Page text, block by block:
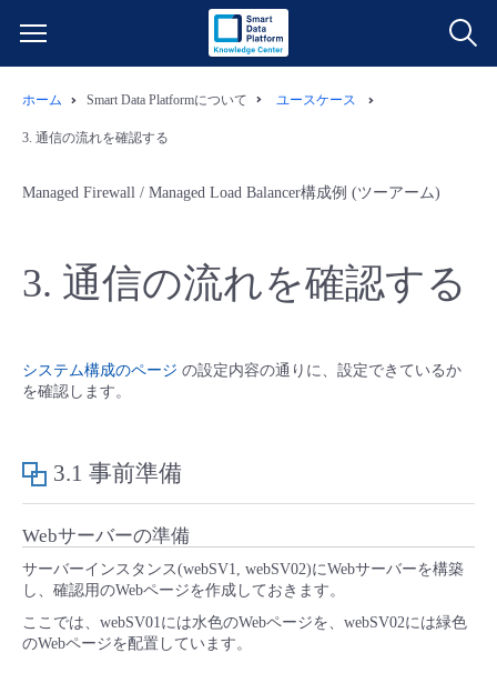
ネットワーク
IoT
すべてのメニューを見る
クラウド/サーバー
ネットワーク
管理機能
料金シミュレーター
データ利活用
モニタリング/監査
ご利用開始ガイド
■ 管理機能
■ セットアップガイド
- 新規お申し込み方法
- 初期設定・確認
ユースケース
- セキュリティ・監査
- データと分析
- IoT メンテナンス予定
パートナー
販売パートナー向けプログラム
ホーム Smart Data Platformについて ユースケース
3. 通信の流れを確認する
Managed Firewall / Managed Load Balancer構成例 (ツーアーム)
3. 通信の流れを確認する
システム構成のページ の設定内容の通りに、設定できているか
を確認します。
3.1 事前準備
Webサーバーの準備
サーバーインスタンス(webSV1, webSV02)にWebサーバーを構築
し、確認用のWebページを作成しておきます。
ここでは、webSV01には水色のWebページを、webSV02には緑色
のWebページを配置しています。